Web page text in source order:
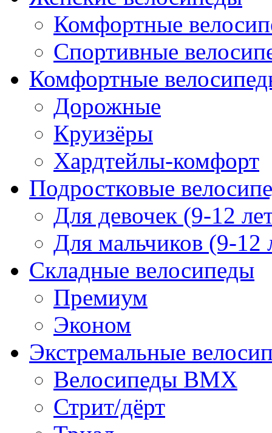
Комфортные
Спортивные
Комфортные
Дорожные
Круизёры
Хардтейлы-комфорт
Подростковые
Для девочек (9-12
Для мальчиков (9-12
Складные велосипеды
Премиум
Эконом
Экстремальные
Велосипеды BMX
Стрит/дёрт